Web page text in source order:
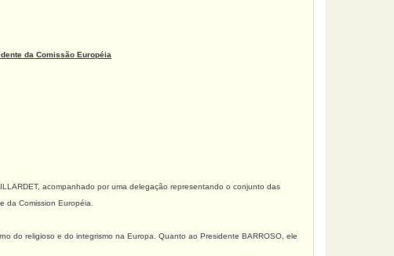
da Comissão Européia
acompanhado por uma delegação representando o conjunto das
da Comission Européia.
do religioso e do integrismo na Europa. Quanto ao Presidente BARROSO, ele